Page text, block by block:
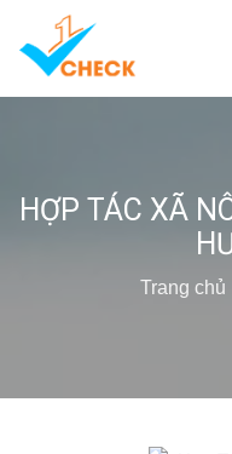
HỢP TÁC XÃ
Trang chủ